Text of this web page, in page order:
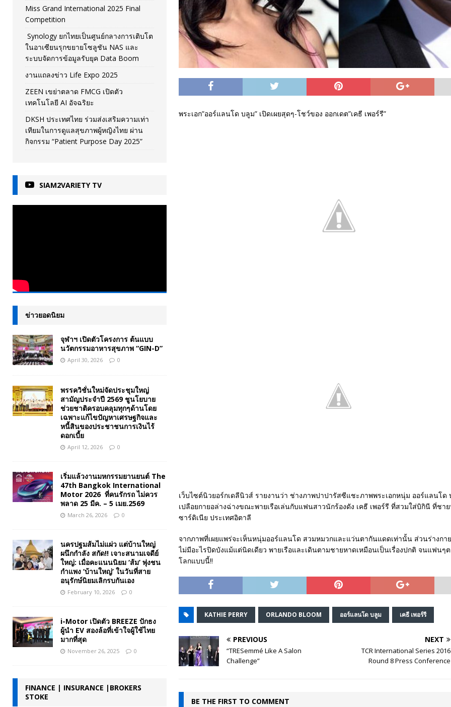
พระเอก”ออร์แลนโด บลูม” เปิดเผยสุดๆ-โชว์ของ ออกเดต”เคธี เพอร์รี”
เว็บไซต์นิวยอร์กเดลีนิวส์ รายงานว่า ช่างภาพปาปารัสซีแชะภาพพระเอกหนุ่ม ออร์แลนโด
เปลือยกายอล่างฉ่างขณะพายเรือเล่นกับแฟนสาวนักร้องดัง เคธี เพอร์รี ที่สวมใส่บิกินี ที่ชา
ซาร์ดิเนีย ประเทศอิตาลี
จากภาพที่เผยแพร่จะเห็นหนุ่มออร์แลนโด สวมหมวกและแว่นตากันแดดเท่านั้น ส่วนร่างกา
ไม่มีอะไรปิดบังแม้แต่นิดเดียว พายเรือและเดินตามชายหาดเหมือนเป็นเรื่องปกติ จนแฟนๆ
โลกแบบนี้!!
KATHIE PERRY ORLANDO BLOOM ออร์แลนโด บลูม เคธี เพอร์รี
PREVIOUS
“TRESemmé Like A Salon
Challenge”
NEXT
TCR International Series 2016
Round 8 Press Conference
BE THE FIRST TO COMMENT
Miss Grand International 2025 Final
Competition
Synology ยกไทยเป็นศูนย์กลางการเติบโต
ในอาเซียนรุกขยายโซลูชัน NAS และ
ระบบจัดการข้อมูลรับยุค Data Boom
งานแถลงข่าว Life Expo 2025
ZEEN เขย่าตลาด FMCG เปิดตัว
เทคโนโลยี AI อัจฉริยะ
DKSH ประเทศไทย ร่วมส่งเสริมความเท่า
เทียมในการดูแลสุขภาพผู้หญิงไทย ผ่าน
กิจกรรม “Patient Purpose Day 2025”
SIAM2VARIETY TV
ข่าวยอดนิยม
จุฬาฯ เปิดตัวโครงการ ต้นแบบ
นวัตกรรมอาหารสุขภาพ “GIN-D”
April 30, 2026 0
พรรควิชั่นใหม่จัดประชุมใหญ่
สามัญประจำปี 2569 ชูนโยบาย
ช่วยชาติครอบคลุมทุกๆด้านโดย
เฉพาะแก้ไขปัญหาเศรษฐกิจและ
หนี้สินของประชาชนการเงินไร้
ดอกเบี้ย
April 12, 2026 0
เริ่มแล้วงานมหกรรมยานยนต์ The
47th Bangkok International
Motor 2026 ที่คนรักรถ ไม่ควร
พลาด 25 มีค. – 5 เมย.2569
March 26, 2026 0
นครปฐมส้มไม่แผ่ว แต่บ้านใหญ่
ผนึกกำลัง สกัด!! เจาะสนามเจดีย์
ใหญ่: เมื่อคะแนนนิยม ‘ส้ม’ พุ่งชน
กำแพง ‘บ้านใหญ่’ ในวันที่สาย
อนุรักษ์นิยมเลิกรบกันเอง
February 10, 2026 0
i-Motor เปิดตัว BREEZE ปักธง
ผู้นำ EV สองล้อที่เข้าใจผู้ใช้ไทย
มากที่สุด
November 26, 2025 0
FINANCE | INSURANCE |BROKERS
STOKE